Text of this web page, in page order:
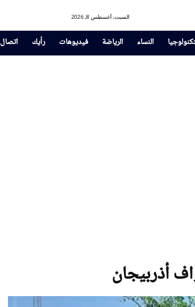
السبت, أغسطس 8, 2026
النساء الرياضة فيديوهات رأيك اتصال